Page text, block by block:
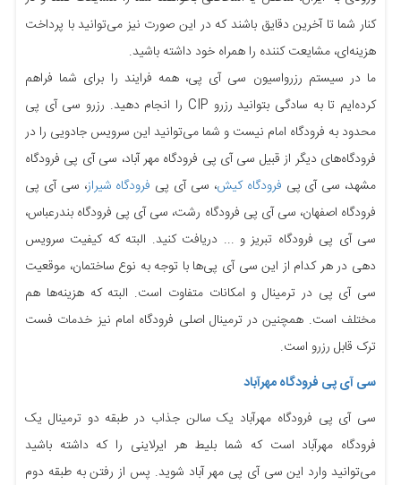
کنار شما تا آخرین دقایق باشند که در این صورت نیز می‌توانید با پرداخت
هزینه‌ای، مشایعت کننده را همراه خود داشته باشید.
ما در سیستم رزرواسیون سی آی پی، همه فرایند را برای شما فراهم
کرده‌ایم تا به سادگی بتوانید رزرو CIP را انجام دهید. رزرو سی آی پی
محدود به فرودگاه امام نیست و شما می‌توانید این سرویس جادویی را در
فرودگاه‌های دیگر از قبیل سی آی پی فرودگاه مهر آباد، سی آی پی فرودگاه
مشهد، سی آی پی فرودگاه کیش، سی آی پی فرودگاه شیراز، سی آی پی
فرودگاه اصفهان، سی آی پی فرودگاه رشت، سی آی پی فرودگاه بندرعباس،
سی آی پی فرودگاه تبریز و ... دریافت کنید. البته که کیفیت سرویس
دهی در هر کدام از این سی آی پی‌ها با توجه به نوع ساختمان، موقعیت
سی آی پی در ترمینال و امکانات متفاوت است. البته که هزینه‌ها هم
مختلف است. همچنین در ترمینال اصلی فرودگاه امام نیز خدمات فست
ترک قابل رزرو است.
سی آی پی فرودگاه مهرآباد
سی آی پی فرودگاه مهرآباد یک سالن جذاب در طبقه دو ترمینال یک
فرودگاه مهرآباد است که شما بلیط هر ایرلاینی را که داشته باشید
می‌توانید وارد این سی آی پی مهر آباد شوید. پس از رفتن به طبقه دوم